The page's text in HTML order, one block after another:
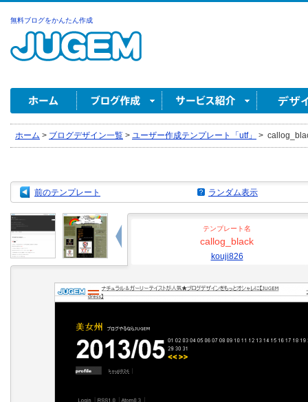
無料ブログをかんたん作成
ホーム > ブログデザイン一覧 > ユーザー作成テンプレート「utf」 >
前のテンプレート ランダム表示
テンプレート名
callog_black
kouji826